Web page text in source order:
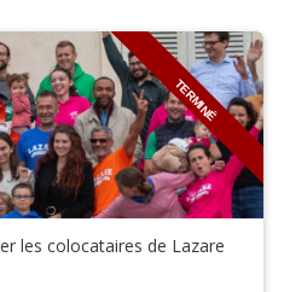
TERMINÉ
les colocataires de Lazare